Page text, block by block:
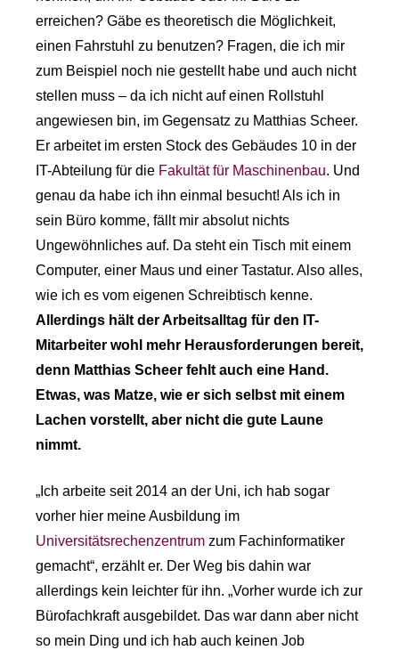
erreichen? Gäbe es theoretisch die Möglichkeit,
einen Fahrstuhl zu benutzen? Fragen, die ich mir
zum Beispiel noch nie gestellt habe und auch nicht
stellen muss – da ich nicht auf einen Rollstuhl
angewiesen bin, im Gegensatz zu Matthias Scheer.
Er arbeitet im ersten Stock des Gebäudes 10 in der
IT-Abteilung für die Fakultät für Maschinenbau. Und
genau da habe ich ihn einmal besucht! Als ich in
sein Büro komme, fällt mir absolut nichts
Ungewöhnliches auf. Da steht ein Tisch mit einem
Computer, einer Maus und einer Tastatur. Also alles,
wie ich es vom eigenen Schreibtisch kenne.
Allerdings hält der Arbeitsalltag für den IT-
Mitarbeiter wohl mehr Herausforderungen bereit,
denn Matthias Scheer fehlt auch eine Hand.
Etwas, was Matze, wie er sich selbst mit einem
Lachen vorstellt, aber nicht die gute Laune
nimmt.
„Ich arbeite seit 2014 an der Uni, ich hab sogar
vorher hier meine Ausbildung im
Universitätsrechenzentrum zum Fachinformatiker
gemacht“, erzählt er. Der Weg bis dahin war
allerdings kein leichter für ihn. „Vorher wurde ich zur
Bürofachkraft ausgebildet. Das war dann aber nicht
so mein Ding und ich hab auch keinen Job